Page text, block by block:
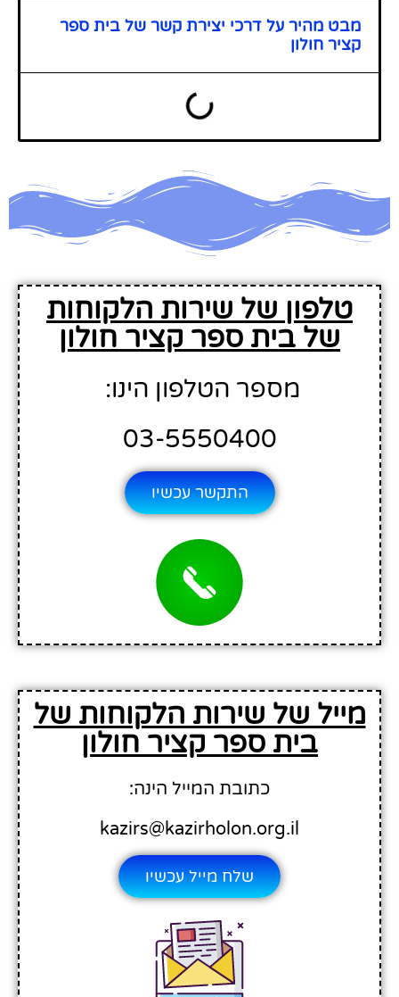
מבט מהיר על דרכי יצירת קשר של בית ספר
קציר חולון
טלפון של שירות הלקוחות
של בית ספר קציר חולון
מספר הטלפון הינו:
03-5550400
התקשר עכשיו
מייל של שירות הלקוחות של
בית ספר קציר חולון
כתובת המייל הינה:
kazirs@kazirholon.org.il
שלח מייל עכשיו